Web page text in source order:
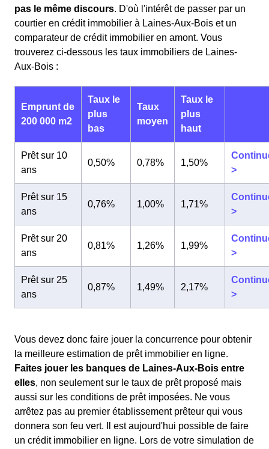
pas le même discours. D'où l'intérêt de passer par un
courtier en crédit immobilier à Laines-Aux-Bois et un
comparateur de crédit immobilier en amont. Vous
trouverez ci-dessous les taux immobiliers de Laines-
Aux-Bois :
Emprunt de
200 000 m2
Taux le
plus
bas
Taux
moyen
Taux le
plus
haut
Prêt sur 10
ans
0,50% 0,78% 1,50%
>
Prêt sur 15
ans
0,76% 1,00% 1,71%
>
Prêt sur 20
ans
0,81% 1,26% 1,99%
>
Prêt sur 25
ans
0,87% 1,49% 2,17%
>
Vous devez donc faire jouer la concurrence pour obtenir
la meilleure estimation de prêt immobilier en ligne.
Faites jouer les banques de Laines-Aux-Bois entre
elles, non seulement sur le taux de prêt proposé mais
aussi sur les conditions de prêt imposées. Ne vous
arrêtez pas au premier établissement prêteur qui vous
donnera son feu vert. Il est aujourd'hui possible de faire
un crédit immobilier en ligne. Lors de votre simulation de